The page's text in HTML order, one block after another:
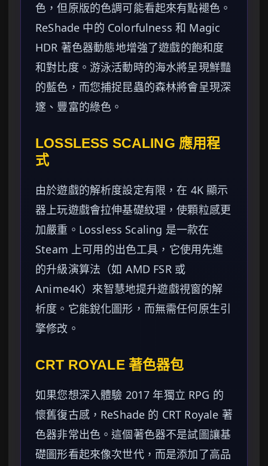
色，但原版的色調可能看起來有點褪色。
ReShade 中的 Colorfulness 和 Magic
HDR 著色器動態地增強了遊戲的飽和度
和對比度。游泳活動時的海水將呈現鮮豔
的藍色，而您捕捉昆蟲的森林將會呈現深
邃、豐富的綠色。
LOSSLESS SCALING 應用程
式
由於遊戲的解析度設定有限，在 4K 顯示
器上玩遊戲會拉伸基礎紋理，使顆粒感更
加嚴重。Lossless Scaling 是一款在
Steam 上可用的出色工具，它使用先進
的升級演算法（如 AMD FSR 或
Anime4K）來智慧地提升遊戲視窗的解
析度。它能銳化圖形，而無需任何原生引
擎修改。
CRT ROYALE 著色器包
如果您想深入體驗 2017 年獨立 RPG 的
懷舊復古感，ReShade 的 CRT Royale 著
色器非常出色。這個著色器不是試圖讓基
礎圖形看起來像次世代，而是添加了高品